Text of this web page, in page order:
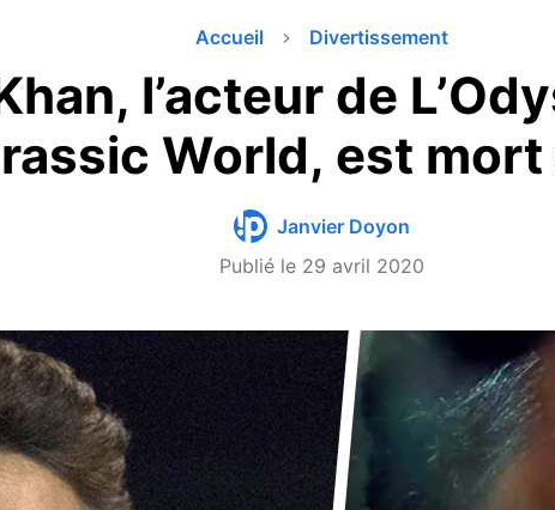
Accueil Divertissement
l’acteur de
World, est mort
Janvier Doyon
Publié le 29 avril 2020